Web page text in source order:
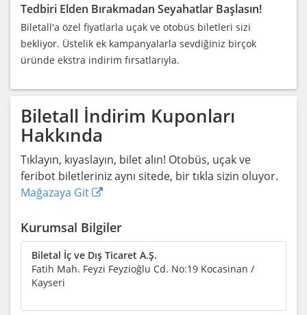
Tedbiri Elden Bırakmadan Seyahatlar Başlasın!
Biletall'a özel fiyatlarla uçak ve otobüs biletleri sizi
bekliyor. Üstelik ek kampanyalarla sevdiğiniz birçok
üründe ekstra indirim fırsatlarıyla.
Biletall İndirim Kuponları
Hakkında
Tıklayın, kıyaslayın, bilet alın! Otobüs, uçak ve
feribot biletleriniz aynı sitede, bir tıkla sizin oluyor.
Mağazaya Git
Kurumsal Bilgiler
Biletal İç ve Dış Ticaret A.Ş.
Fatih Mah. Feyzi Feyzioğlu Cd. No:19 Kocasinan /
Kayseri